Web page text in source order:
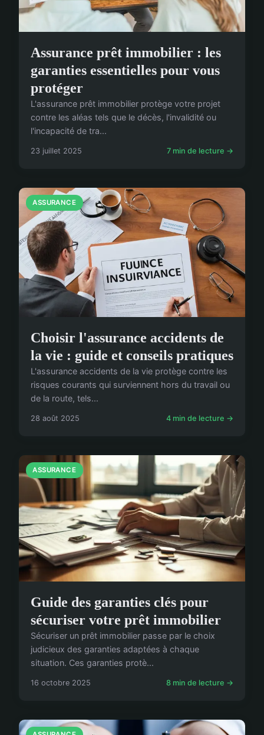
Assurance prêt immobilier : les
garanties essentielles pour vous
protéger
L'assurance prêt immobilier protège votre projet
contre les aléas tels que le décès, l'invalidité ou
l'incapacité de tra...
23 juillet 2025 7 min de lecture →
ASSURANCE
Choisir l'assurance accidents de
la vie : guide et conseils pratiques
L'assurance accidents de la vie protège contre les
risques courants qui surviennent hors du travail ou
de la route, tels...
28 août 2025 4 min de lecture →
ASSURANCE
Guide des garanties clés pour
sécuriser votre prêt immobilier
Sécuriser un prêt immobilier passe par le choix
judicieux des garanties adaptées à chaque
situation. Ces garanties protè...
16 octobre 2025 8 min de lecture →